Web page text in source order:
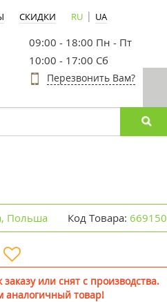
СКИДКИ RU | UA
09:00 - 18:00 Пн - Пт
10:00 - 17:00 Сб
Перезвонить Вам?
Польша Код Товара: 669150
или снят с производства.
аналогичный товар!